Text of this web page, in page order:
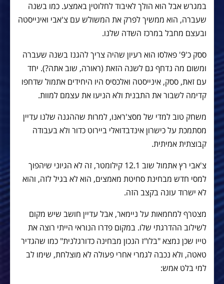
במגרש אבל הוא הולך לאיבוד לחלוטין באמצע. כמו בשנה
שעברה, הוא ממשיך לפרק את המשולש עם צ'אבי ואינייסטה
ובעצם מחבל במרכז השדה שלנו.
ססק כ'9' פאלסו הוא רעיון שהיה צריך להגנז בשנה שעברה
ומשום מה נדחף גם לשנה הזאת (ראורה, שוב אתה?). יחד
עם זאת, ססק, אינייסטה ואלכסיס היו היחידים אתמול שדחפו
קדימה לשבור את התבנית ולא הניעו את עצמם למוות.
משחק טוב למדי של מסצ'ראנו, למרות שההגנה שלנו עדיין
מסתמכת על כישרון אינדבדואלי ביירוט כדור ולא בעבודה
קבוצתית אמיתית.
צ'אבי רץ אתמול שוב 12.1 קילומטר, זה לא הגיוני שיהפוך
למסי חדש מבחינת סחיטת מאמצים, הוא לא בגיל לזה, והוא
לא ישרוד עונה בקצב הזה.
מצטרף למחמאות על ניימאר, אבל עדיין חושב שיש מקום
לשילוב ההדרגתי שלו. במקום פדרו הנוראי הייתי רוצה את
טייו שכן נמצא "בלו"ז הנכון מבחינה כדורגלנית" כמו שהגדיר
טאטה, ולא נכבה לגמרי אחרי פעולה לא מוצלחת, שימו לב
למי בלט אמש: